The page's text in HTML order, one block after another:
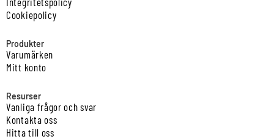
Cookiepolicy
Produkter
Varumärken
Mitt konto
Resurser
Vanliga frågor och svar
Kontakta oss
Hitta till oss